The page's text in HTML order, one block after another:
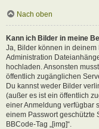
Nach oben
Kann ich Bilder in meine
Ja, Bilder können in
Administration
hochladen. Ansonsten
öffentlich zugänglichen
Du kannst weder Bilder
(außer es ist ein öffentlich
einer Anmeldung verfügbar
einem Passwort geschützte
BBCode-Tag „[img]“.